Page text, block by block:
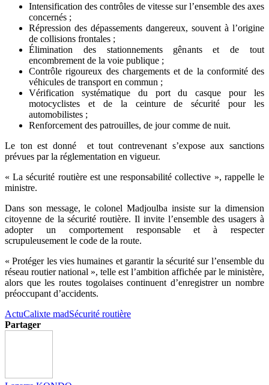
Intensification des contrôles de vitesse sur l’ensemble des axes
concernés ;
Répression des dépassements dangereux, souvent à l’origine
de collisions frontales ;
Élimination des stationnements gênants et de tout
encombrement de la voie publique ;
Contrôle rigoureux des chargements et de la conformité des
véhicules de transport en commun ;
Vérification systématique du port du casque pour les
motocyclistes et de la ceinture de sécurité pour les
automobilistes ;
Renforcement des patrouilles, de jour comme de nuit.
Le ton est donné et tout contrevenant s’expose aux sanctions
prévues par la réglementation en vigueur.
« La sécurité routière est une responsabilité collective », rappelle le
ministre.
Dans son message, le colonel Madjoulba insiste sur la dimension
citoyenne de la sécurité routière. Il invite l’ensemble des usagers à
adopter un comportement responsable et à respecter
scrupuleusement le code de la route.
« Protéger les vies humaines et garantir la sécurité sur l’ensemble du
réseau routier national », telle est l’ambition affichée par le ministère,
alors que les routes togolaises continuent d’enregistrer un nombre
préoccupant d’accidents.
ActuCalixte madSécurité routière
Partager